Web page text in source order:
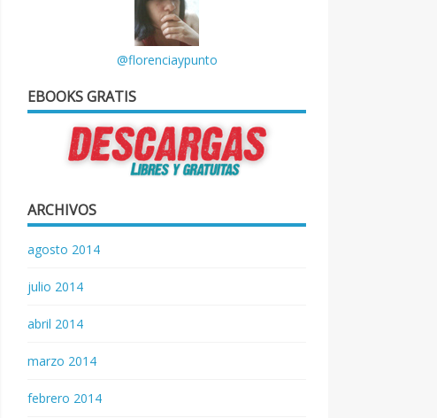
@florenciaypunto
EBOOKS GRATIS
ARCHIVOS
agosto 2014
julio 2014
abril 2014
marzo 2014
febrero 2014